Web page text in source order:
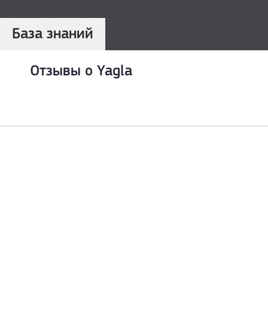
База знаний
Отзывы о Yagla